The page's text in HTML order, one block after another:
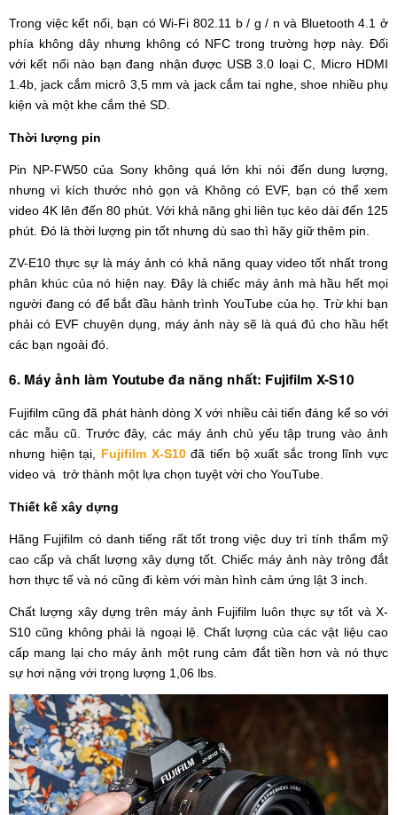
Trong việc kết nối, bạn có Wi-Fi 802.11 b / g / n và Bluetooth 4.1 ở
phía không dây nhưng không có NFC trong trường hợp này. Đối
với kết nối nào bạn đang nhận được USB 3.0 loại C, Micro HDMI
1.4b, jack cắm micrô 3,5 mm và jack cắm tai nghe, shoe nhiều phụ
kiện và một khe cắm thẻ SD.
Thời lượng pin
Pin NP-FW50 của Sony không quá lớn khi nói đến dung lượng,
nhưng vì kích thước nhỏ gọn và Không có EVF, bạn có thể xem
video 4K lên đến 80 phút. Với khả năng ghi liên tục kéo dài đến 125
phút. Đó là thời lượng pin tốt nhưng dù sao thì hãy giữ thêm pin.
ZV-E10 thực sự là máy ảnh có khả năng quay video tốt nhất trong
phân khúc của nó hiện nay. Đây là chiếc máy ảnh mà hầu hết mọi
người đang có để bắt đầu hành trình YouTube của họ. Trừ khi bạn
phải có EVF chuyên dụng, máy ảnh này sẽ là quá đủ cho hầu hết
các bạn ngoài đó.
6. Máy ảnh làm Youtube đa năng nhất: Fujifilm X-S10
Fujifilm cũng đã phát hành dòng X với nhiều cải tiến đáng kể so với
các mẫu cũ. Trước đây, các máy ảnh chủ yếu tập trung vào ảnh
nhưng hiện tại, Fujifilm X-S10đã tiến bộ xuất sắc trong lĩnh vực
video và trở thành một lựa chọn tuyệt vời cho YouTube.
Thiết kế xây dựng
Hãng Fujifilm có danh tiếng rất tốt trong việc duy trì tính thẩm mỹ
cao cấp và chất lượng xây dựng tốt. Chiếc máy ảnh này trông đắt
hơn thực tế và nó cũng đi kèm với màn hình cảm ứng lật 3 inch.
Chất lượng xây dựng trên máy ảnh Fujifilm luôn thực sự tốt và X-
S10 cũng không phải là ngoại lệ. Chất lượng của các vật liệu cao
cấp mang lại cho máy ảnh một rung cảm đắt tiền hơn và nó thực
sự hơi nặng với trọng lượng 1,06 lbs.